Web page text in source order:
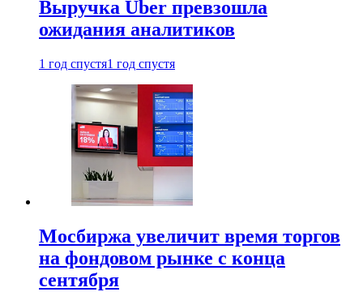
Выручка Uber превзошла
ожидания аналитиков
1 год спустя1 год спустя
Мосбиржа увеличит время торгов
на фондовом рынке с конца
сентября